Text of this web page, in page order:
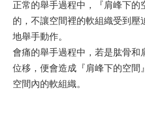
正常的舉手過程中，『 肩峰下的
的，不讓空間裡的軟組織受到壓
地舉手動作。
會痛的舉手過程中，若是肱骨和
位移，便會造成『 肩峰下的空間
空間內的軟組織。